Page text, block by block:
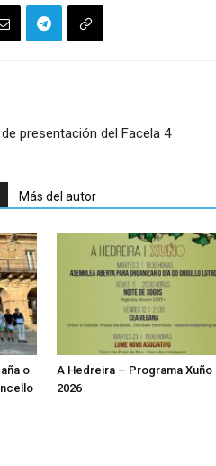
presentación del Facela 4
Más del autor
o
A Hedreira – Programa Xuño
2026